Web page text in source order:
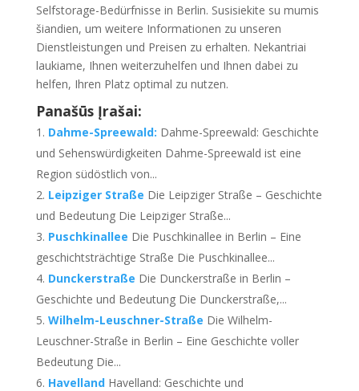
Selfstorage-Bedürfnisse in Berlin. Susisiekite su mumis
šiandien, um weitere Informationen zu unseren
Dienstleistungen und Preisen zu erhalten. Nekantriai
laukiame, Ihnen weiterzuhelfen und Ihnen dabei zu
helfen, Ihren Platz optimal zu nutzen.
Panašūs Įrašai:
Dahme-Spreewald: Dahme-Spreewald: Geschichte
und Sehenswürdigkeiten Dahme-Spreewald ist eine
Region südöstlich von...
Leipziger Straße Die Leipziger Straße – Geschichte
und Bedeutung Die Leipziger Straße...
Puschkinallee Die Puschkinallee in Berlin – Eine
geschichtsträchtige Straße Die Puschkinallee...
Dunckerstraße Die Dunckerstraße in Berlin –
Geschichte und Bedeutung Die Dunckerstraße,...
Wilhelm-Leuschner-Straße Die Wilhelm-
Leuschner-Straße in Berlin – Eine Geschichte voller
Bedeutung Die...
Havelland Havelland: Geschichte und